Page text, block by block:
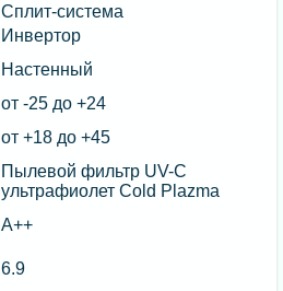
Сплит-система
Инвертор
Настенный
от -25 до +24
от +18 до +45
Пылевой фильтр UV-C
ультрафиолет Cold Plazma
А++
6.9